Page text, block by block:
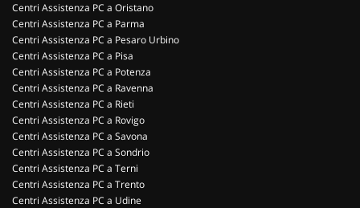
Centri Assistenza PC a Oristano
Centri Assistenza PC a Parma
Centri Assistenza PC a Pesaro Urbino
Centri Assistenza PC a Pisa
Centri Assistenza PC a Potenza
Centri Assistenza PC a Ravenna
Centri Assistenza PC a Rieti
Centri Assistenza PC a Rovigo
Centri Assistenza PC a Savona
Centri Assistenza PC a Sondrio
Centri Assistenza PC a Terni
Centri Assistenza PC a Trento
Centri Assistenza PC a Udine